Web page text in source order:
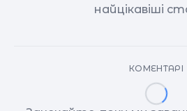
найцікавіші
КОМЕНТАРІ